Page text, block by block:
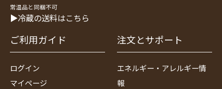
常温品と同梱不可
▶冷蔵の送料はこちら
ご利用ガイド
ログイン
マイページ
注文とサポート
エネルギー・アレルギー情
報